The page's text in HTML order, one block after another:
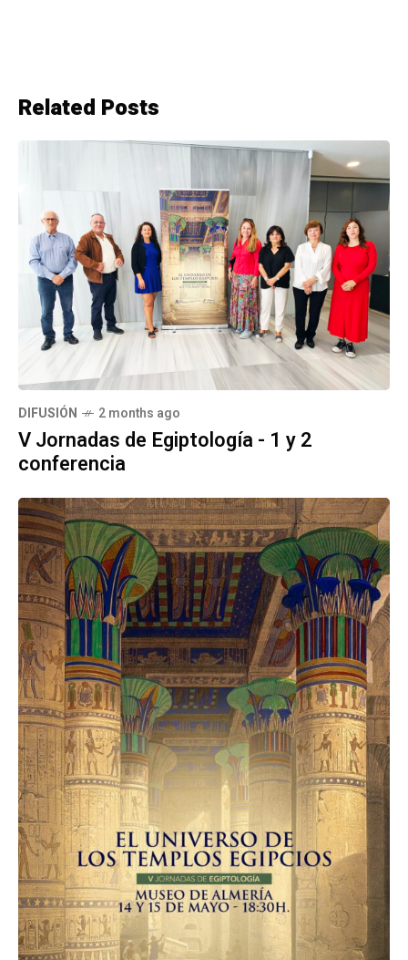
Related Posts
DIFUSIÓN 2 months ago
V Jornadas de Egiptología - 1 y 2
conferencia